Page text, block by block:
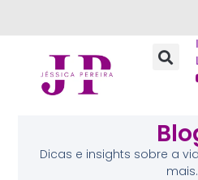
Dicas e insights sobre a
mais.